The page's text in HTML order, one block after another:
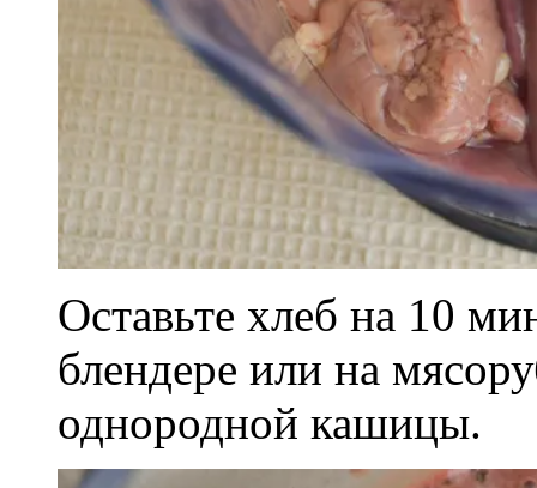
Оставьте хлеб на 10
блендере или на
однородной кашицы.